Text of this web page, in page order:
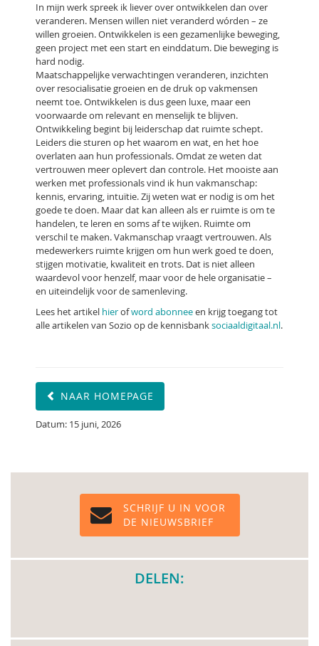
In mijn werk spreek ik liever over ontwikkelen dan over
veranderen. Mensen willen niet veranderd wórden – ze
willen groeien. Ontwikkelen is een gezamenlijke beweging,
geen project met een start en einddatum. Die beweging is
hard nodig.
Maatschappelijke verwachtingen veranderen, inzichten
over resocialisatie groeien en de druk op vakmensen
neemt toe. Ontwikkelen is dus geen luxe, maar een
voorwaarde om relevant en menselijk te blijven.
Ontwikkeling begint bij leiderschap dat ruimte schept.
Leiders die sturen op het waarom en wat, en het hoe
overlaten aan hun professionals. Omdat ze weten dat
vertrouwen meer oplevert dan controle. Het mooiste aan
werken met professionals vind ik hun vakmanschap:
kennis, ervaring, intuïtie. Zij weten wat er nodig is om het
goede te doen. Maar dat kan alleen als er ruimte is om te
handelen, te leren en soms af te wijken. Ruimte om
verschil te maken. Vakmanschap vraagt vertrouwen. Als
medewerkers ruimte krijgen om hun werk goed te doen,
stijgen motivatie, kwaliteit en trots. Dat is niet alleen
waardevol voor henzelf, maar voor de hele organisatie –
en uiteindelijk voor de samenleving.
Lees het artikel hierofword abonneeen krijg toegang tot
alle artikelen van Sozio op de kennisbanksociaaldigitaal.nl.
NAAR HOMEPAGE
Datum: 15 juni, 2026
SCHRIJF U IN VOOR
DE NIEUWSBRIEF
DELEN: